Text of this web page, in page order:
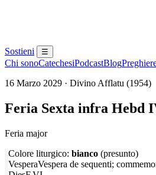
Sostieni ☰
Chi sonoCatechesiPodcastBlog
16 Marzo 2029 · Divino Afflatu (1954)
Feria Sexta infra Hebd
Feria major
Colore liturgico: bianco (presunto)
VesperaVespera de sequenti;